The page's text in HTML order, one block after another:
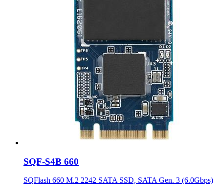
SQF-S4B 660
SQFlash 660 M.2 2242 SATA SSD, SATA Gen. 3 (6.0Gbps)